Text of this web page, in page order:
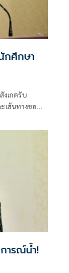
กศึกษา
งเกตรับ
เส้นทางขอ
ารณ์น้ำ!